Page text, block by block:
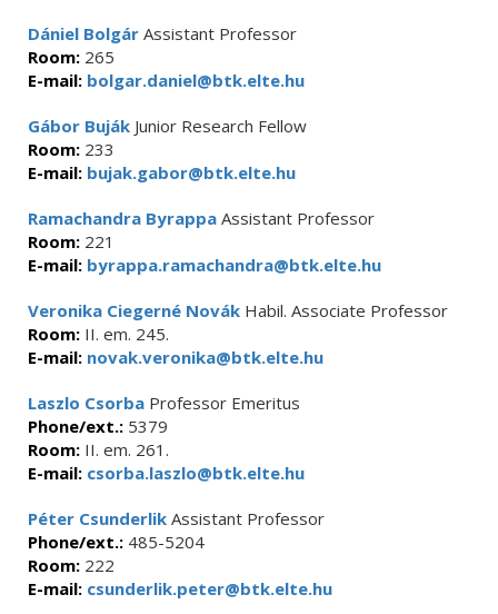
Dániel Bolgár Assistant Professor
Room: 265
E-mail: bolgar.daniel@btk.elte.hu
Gábor Buják Junior Research Fellow
Room: 233
E-mail: bujak.gabor@btk.elte.hu
Ramachandra Byrappa Assistant Professor
Room: 221
E-mail: byrappa.ramachandra@btk.elte.hu
Veronika Ciegerné Novák Habil. Associate Professor
Room: II. em. 245.
E-mail: novak.veronika@btk.elte.hu
Laszlo Csorba Professor Emeritus
Phone/ext.: 5379
Room: II. em. 261.
E-mail: csorba.laszlo@btk.elte.hu
Péter Csunderlik Assistant Professor
Phone/ext.: 485-5204
Room: 222
E-mail: csunderlik.peter@btk.elte.hu